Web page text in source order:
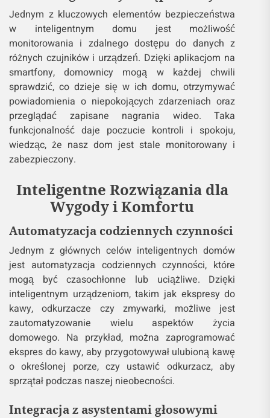
Jednym z kluczowych elementów bezpieczeństwa
w inteligentnym domu jest możliwość
monitorowania i zdalnego dostępu do danych z
różnych czujników i urządzeń. Dzięki aplikacjom na
smartfony, domownicy mogą w każdej chwili
sprawdzić, co dzieje się w ich domu, otrzymywać
powiadomienia o niepokojących zdarzeniach oraz
przeglądać zapisane nagrania wideo. Taka
funkcjonalność daje poczucie kontroli i spokoju,
wiedząc, że nasz dom jest stale monitorowany i
zabezpieczony.
Inteligentne Rozwiązania dla
Wygody i Komfortu
Automatyzacja codziennych czynności
Jednym z głównych celów inteligentnych domów
jest automatyzacja codziennych czynności, które
mogą być czasochłonne lub uciążliwe. Dzięki
inteligentnym urządzeniom, takim jak ekspresy do
kawy, odkurzacze czy zmywarki, możliwe jest
zautomatyzowanie wielu aspektów życia
domowego. Na przykład, można zaprogramować
ekspres do kawy, aby przygotowywał ulubioną kawę
o określonej porze, czy ustawić odkurzacz, aby
sprzątał podczas naszej nieobecności.
Integracja z asystentami głosowymi